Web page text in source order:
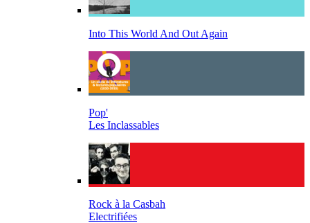
Into This World And Out Again
Pop'
Les Inclassables
Rock à la Casbah
Electrifiées